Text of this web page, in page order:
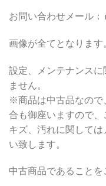
お問い合わせメール：
画像が全てとなります
設定、メンテナンス
ません。
※商品は中古品なので
合も御座いますので、
キズ、汚れに関して
い致します。
中古商品であることを